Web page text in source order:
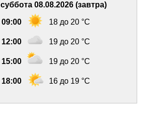
суббота 08.08.2026 (завтра)
09:00 18 до 20 °C
12:00 19 до 20 °C
15:00 19 до 20 °C
18:00 16 до 19 °C